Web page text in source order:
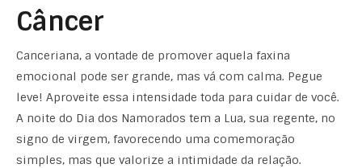
Câncer
Canceriana, a vontade de promover aquela faxina
emocional pode ser grande, mas vá com calma. Pegue
leve! Aproveite essa intensidade toda para cuidar de você.
A noite do Dia dos Namorados tem a Lua, sua regente, no
signo de virgem, favorecendo uma comemoração
simples, mas que valorize a intimidade da relação.